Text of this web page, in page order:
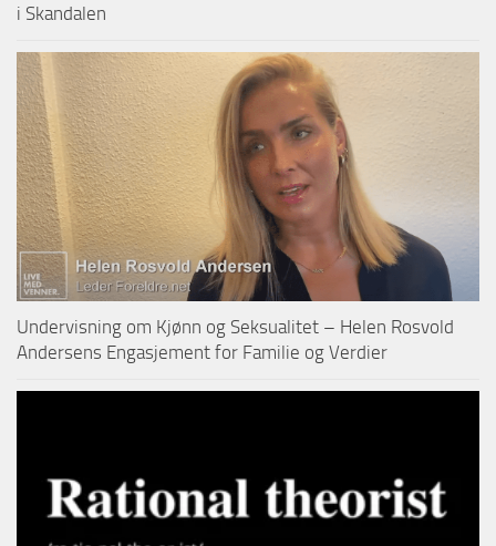
i Skandalen
Undervisning om Kjønn og Seksualitet – Helen Rosvold
Andersens Engasjement for Familie og Verdier